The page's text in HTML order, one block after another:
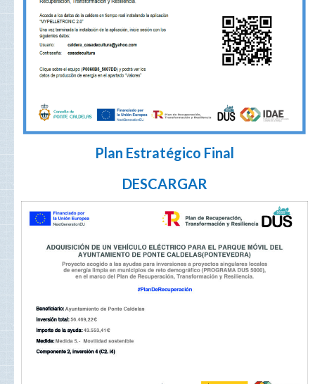
Plan Estratégico Final
DESCARGAR